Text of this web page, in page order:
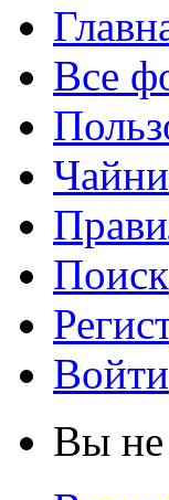
Все
Поиск
Войти
Вы не